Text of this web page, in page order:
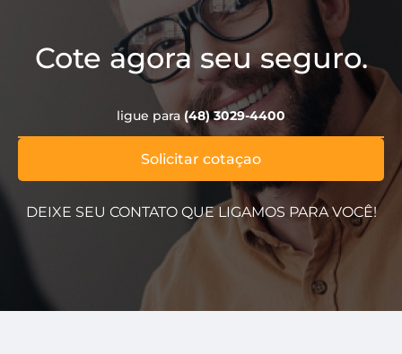
Cote agora seu seguro.
Solicitar cotaçao
ligue para (48) 3029-4400
DEIXE SEU CONTATO QUE LIGAMOS PARA VOCÊ!